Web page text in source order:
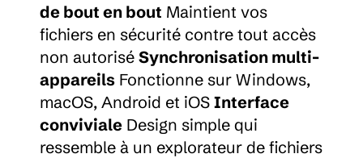
de bout en bout Maintient vos
fichiers en sécurité contre tout accès
non autorisé Synchronisation multi-
appareils Fonctionne sur Windows,
macOS, Android et iOS Interface
conviviale Design simple qui
ressemble à un explorateur de fichiers